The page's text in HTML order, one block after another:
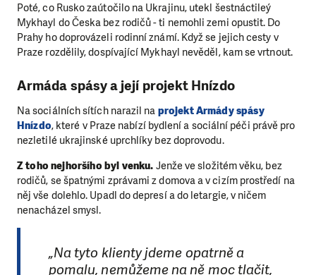
Poté, co Rusko zaútočilo na Ukrajinu, utekl šestnáctileý
Mykhayl do Česka bez rodičů - ti nemohli zemi opustit. Do
Prahy ho doprovázeli rodinní známí. Když se jejich cesty v
Praze rozdělily, dospívající Mykhayl nevěděl, kam se vrtnout.
Armáda spásy a její projekt Hnízdo
Na sociálních sítích narazil na projekt Armády spásy
Hnízdo, které v Praze nabízí bydlení a sociální péči právě pro
nezletilé ukrajinské uprchlíky bez doprovodu.
Z toho nejhoršího byl venku. Jenže ve složitém věku, bez
rodičů, se špatnými zprávami z domova a v cizím prostředí na
něj vše dolehlo. Upadl do depresí a do letargie, v ničem
nenacházel smysl.
„Na tyto klienty jdeme opatrně a
pomalu, nemůžeme na ně moc tlačit,